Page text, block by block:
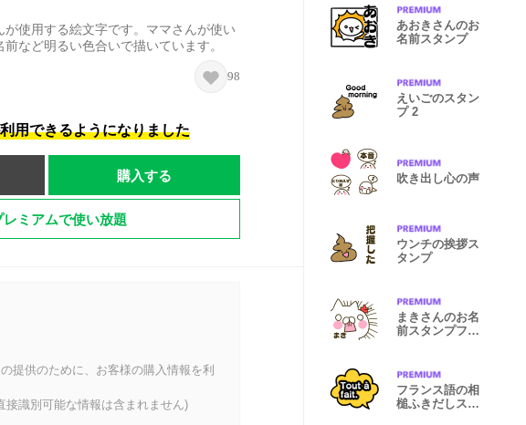
使用する絵文字です。ママさんが使い
など明るい色合いで描いています。
98
用できるようになりました
購入する
レミアムで使い放題
提供のために、お客様の購入情報を利
識別可能な情報は含まれません)
あおきさんのお
名前スタンプ
えいごのスタン
プ 2
吹き出し心の声
ウンチの挨拶ス
タンプ
まきさんのお名
前スタンプフラ
フランス語の相
槌ふきだしスタ